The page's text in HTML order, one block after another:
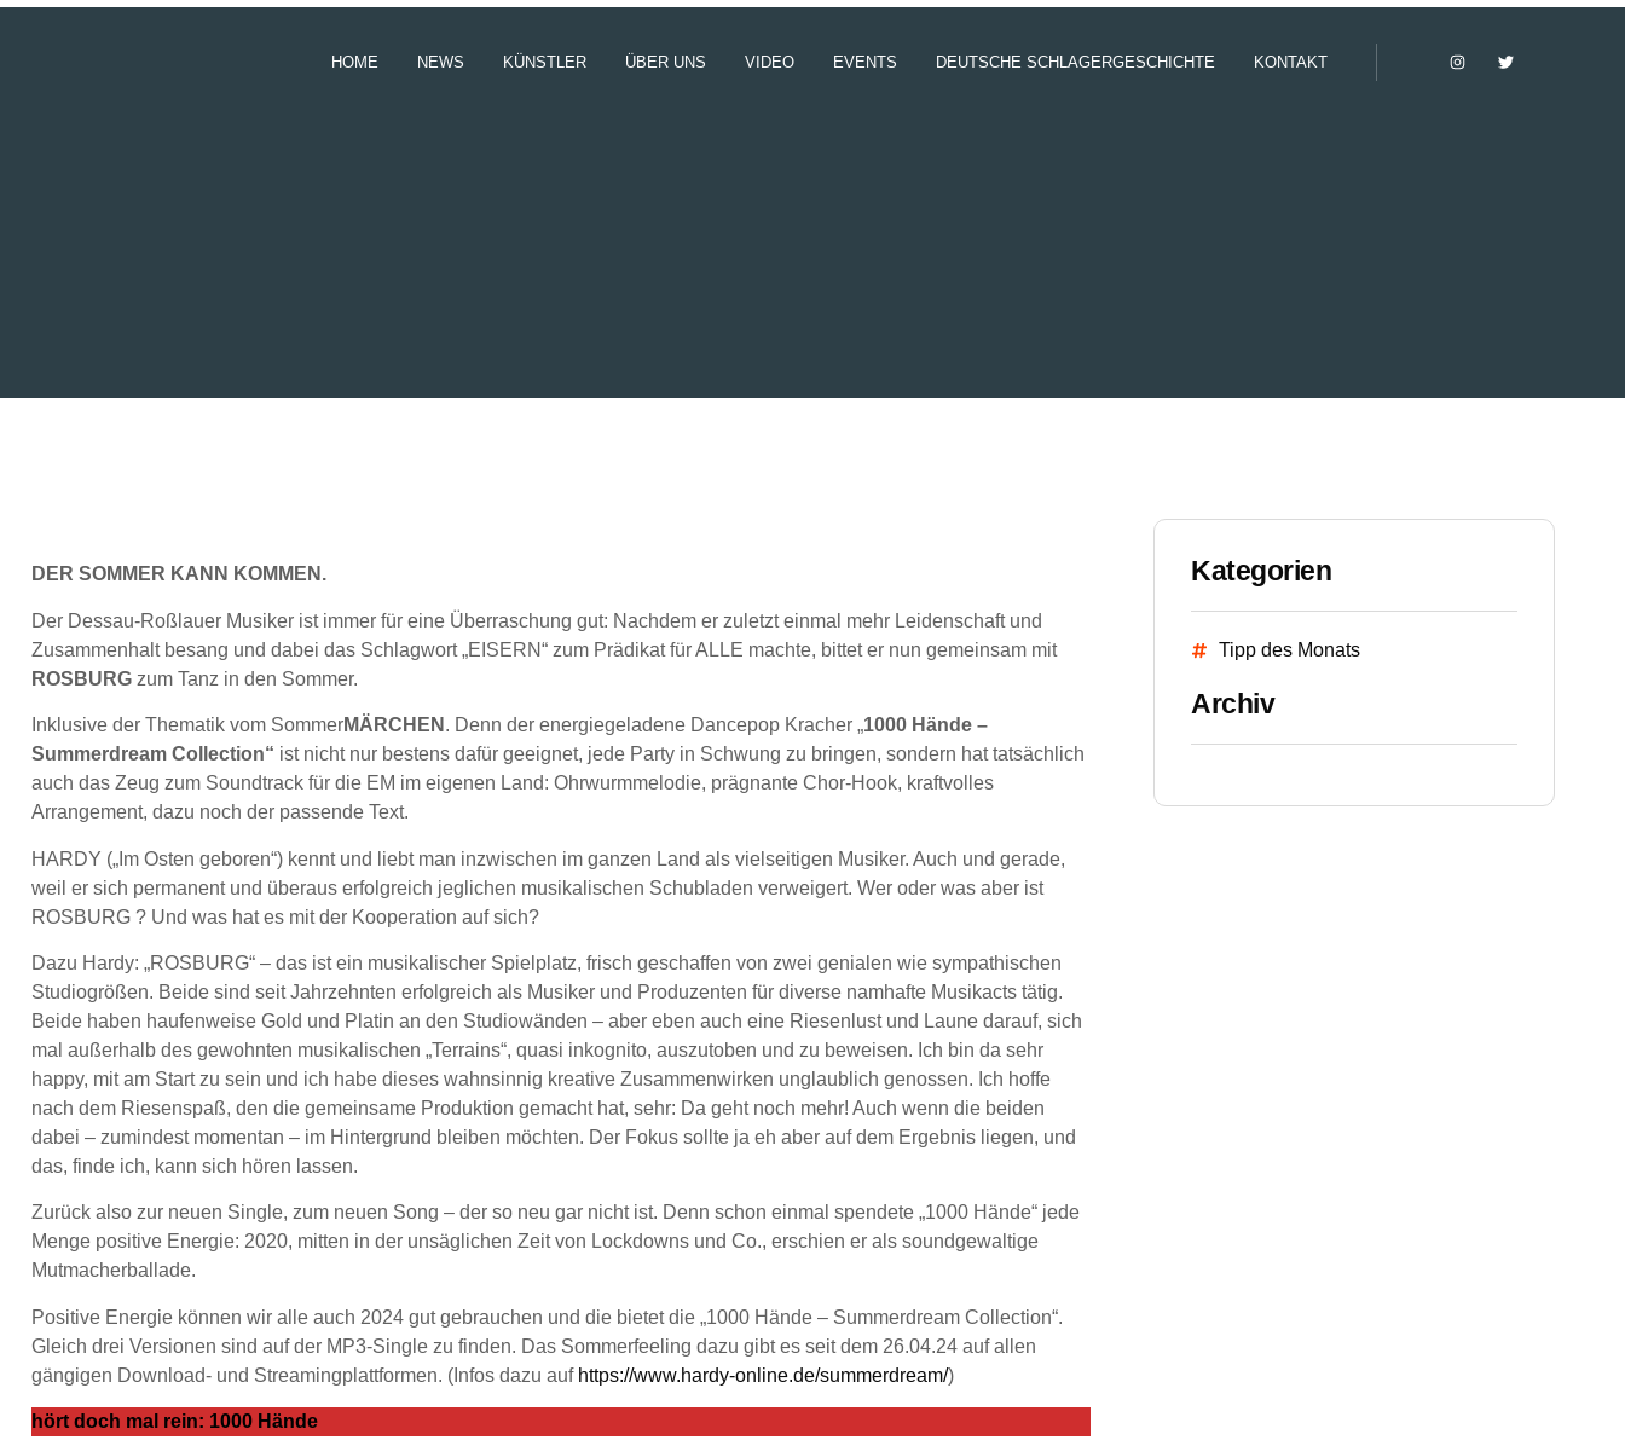
HOME NEWS KÜNSTLER ÜBER UNS VIDEO EVENTS DEUTSCHE SCHLAGERGESCHICHTE KONTAKT
DER SOMMER KANN KOMMEN.
Der Dessau-Roßlauer Musiker ist immer für eine Überraschung gut: Nachdem er zuletzt einmal mehr Leidenschaft und
Zusammenhalt besang und dabei das Schlagwort „EISERN“ zum Prädikat für ALLE machte, bittet er nun gemeinsam mit
ROSBURG zum Tanz in den Sommer.
Inklusive der Thematik vom SommerMÄRCHEN . Denn der energiegeladene Dancepop Kracher „1000 Hände –
Summerdream Collection“ ist nicht nur bestens dafür geeignet, jede Party in Schwung zu bringen, sondern hat tatsächlich
auch das Zeug zum Soundtrack für die EM im eigenen Land: Ohrwurmmelodie, prägnante Chor-Hook, kraftvolles
Arrangement, dazu noch der passende Text.
HARDY („Im Osten geboren“) kennt und liebt man inzwischen im ganzen Land als vielseitigen Musiker. Auch und gerade,
weil er sich permanent und überaus erfolgreich jeglichen musikalischen Schubladen verweigert. Wer oder was aber ist
ROSBURG ? Und was hat es mit der Kooperation auf sich?
Dazu Hardy: „ROSBURG“ – das ist ein musikalischer Spielplatz, frisch geschaffen von zwei genialen wie sympathischen
Studiogrößen. Beide sind seit Jahrzehnten erfolgreich als Musiker und Produzenten für diverse namhafte Musikacts tätig.
Beide haben haufenweise Gold und Platin an den Studiowänden – aber eben auch eine Riesenlust und Laune darauf, sich
mal außerhalb des gewohnten musikalischen „Terrains“, quasi inkognito, auszutoben und zu beweisen. Ich bin da sehr
happy, mit am Start zu sein und ich habe dieses wahnsinnig kreative Zusammenwirken unglaublich genossen. Ich hoffe
nach dem Riesenspaß, den die gemeinsame Produktion gemacht hat, sehr: Da geht noch mehr! Auch wenn die beiden
dabei – zumindest momentan – im Hintergrund bleiben möchten. Der Fokus sollte ja eh aber auf dem Ergebnis liegen, und
das, finde ich, kann sich hören lassen.
Zurück also zur neuen Single, zum neuen Song – der so neu gar nicht ist. Denn schon einmal spendete „1000 Hände“ jede
Menge positive Energie: 2020, mitten in der unsäglichen Zeit von Lockdowns und Co., erschien er als soundgewaltige
Mutmacherballade.
Positive Energie können wir alle auch 2024 gut gebrauchen und die bietet die „1000 Hände – Summerdream Collection“.
Gleich drei Versionen sind auf der MP3-Single zu finden. Das Sommerfeeling dazu gibt es seit dem 26.04.24 auf allen
gängigen Download- und Streamingplattformen. (Infos dazu auf https://www.hardy-online.de/summerdream/)
hört doch mal rein: 1000 Hände
Kategorien
Tipp des Monats
Archiv